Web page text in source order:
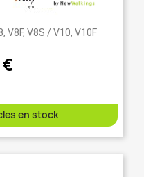
V8F, V8S / V10, V10F
en stock